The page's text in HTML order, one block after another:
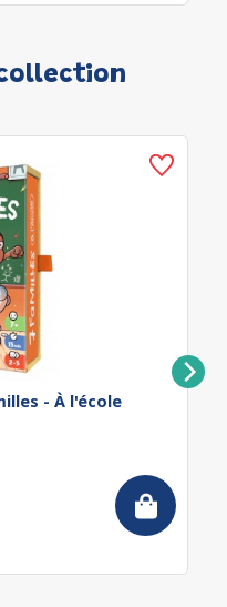
- À l'école